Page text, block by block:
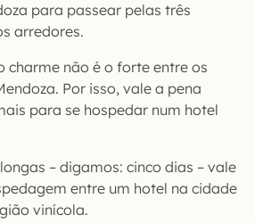
para passear pelas três
arredores.
charme não é o forte entre os
Por isso, vale a pena
para se hospedar num hotel
– digamos: cinco dias – vale
entre um hotel na cidade
vinícola.